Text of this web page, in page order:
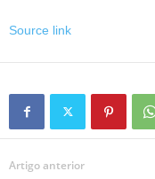
Source link
Artigo anterior